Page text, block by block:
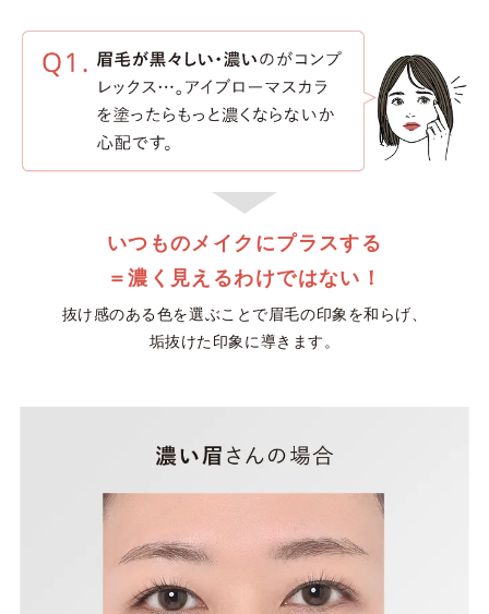
いつものメイクにプラスする
＝濃く見えるわけではない！
抜け感のある色を選ぶことで眉毛の印象を和らげ、
垢抜けた印象に導きます。